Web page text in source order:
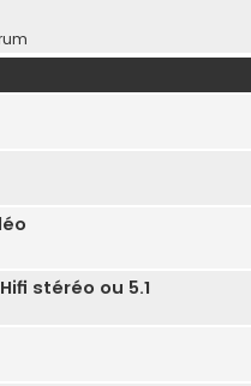
stéréo ou 5.1